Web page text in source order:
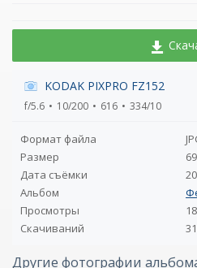
KODAK PIXPRO FZ152
f/5.6 10/200 616 334/10
Формат файла
Размер
Дата съёмки
Альбом
Просмотры
Скачиваний
31
Другие фотографии